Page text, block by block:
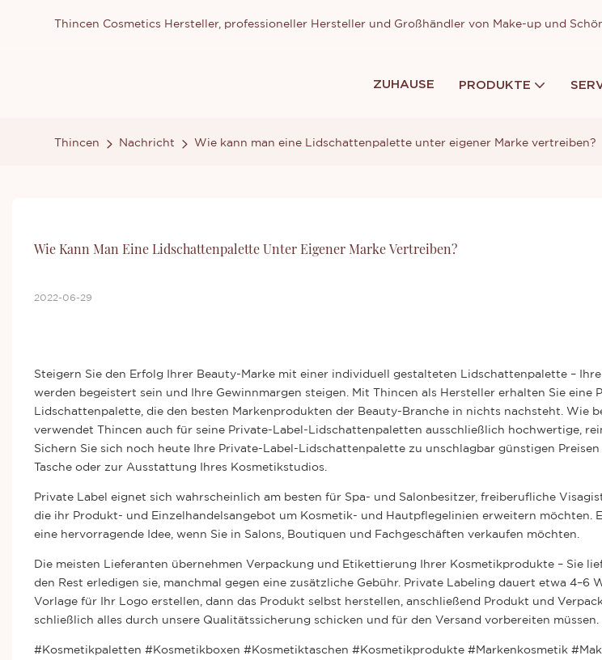
Thincen Cosmetics Hersteller, professioneller Hersteller und Großhändler von Make-up und
ZUHAUSE PRODUKTE
Thincen Nachricht Wie kann man eine Lidschattenpalette unter eigener Marke vertreiben?
Wie Kann Man Eine Lidschattenpalette Unter Eigener Marke Vertreiben?
2022-06-29
Steigern Sie den Erfolg Ihrer Beauty-Marke mit einer individuell gestalteten Lidschattenpalette –
werden begeistert sein und Ihre Gewinnmargen steigen. Mit Thincen als Hersteller erhalten Sie eine
Lidschattenpalette, die den besten Markenprodukten der Beauty-Branche in nichts nachsteht. Wie
verwendet Thincen auch für seine Private-Label-Lidschattenpaletten ausschließlich hochwertige,
Sichern Sie sich noch heute Ihre Private-Label-Lidschattenpalette zu unschlagbar günstigen Preisen
Tasche oder zur Ausstattung Ihres Kosmetikstudios.
Private Label eignet sich wahrscheinlich am besten für Spa- und Salonbesitzer, freiberufliche
die ihr Produkt- und Einzelhandelsangebot um Kosmetik- und Hautpflegelinien erweitern möchten.
eine hervorragende Idee, wenn Sie in Salons, Boutiquen und Fachgeschäften verkaufen möchten.
Die meisten Lieferanten übernehmen Verpackung und Etikettierung Ihrer Kosmetikprodukte – Sie
den Rest erledigen sie, manchmal gegen eine zusätzliche Gebühr. Private Labeling dauert etwa 4–6
Vorlage für Ihr Logo erstellen, dann das Produkt selbst herstellen, anschließend Produkt und
schließlich alles durch unsere Qualitätssicherung schicken und für den Versand vorbereiten müssen.
#Kosmetikpaletten #Kosmetikboxen #Kosmetiktaschen #Kosmetikprodukte #Markenkosmetik